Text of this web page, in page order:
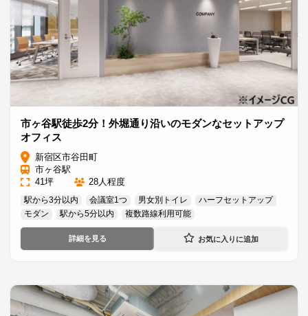
市ヶ谷駅徒歩2分！外堀通り沿いのモダンなセットアップ
オフィス
新宿区市谷田町
市ヶ谷駅
41坪
28人程度
駅から3分以内 会議室1つ 男女別トイレ
ハーフセットアップ
モダン
駅から5分以内 複数路線利用可能
詳細を見る